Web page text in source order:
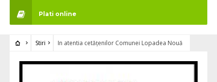
Plati online
Stiri In atentia cetățenilor Comunei Lopadea Nouă